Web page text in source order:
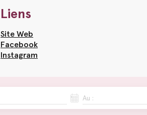
Liens
Site Web
Facebook
Instagram
Au :